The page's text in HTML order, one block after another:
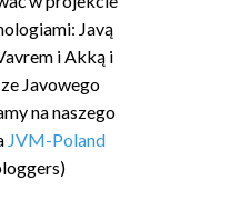
Javą
i Akką i
Javowego
na naszego
JVM-Poland